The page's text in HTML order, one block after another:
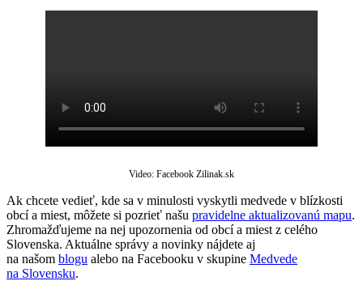
Video: Facebook Zilinak.sk
Ak chcete vedieť, kde sa v minulosti vyskytli medvede v blízkosti
obcí a miest, môžete si pozrieť našu pravidelne aktualizovanú mapu.
Zhromažďujeme na nej upozornenia od obcí a miest z celého
Slovenska. Aktuálne správy a novinky nájdete aj
na našom blogu alebo na Facebooku v skupine Medvede
na Slovensku.